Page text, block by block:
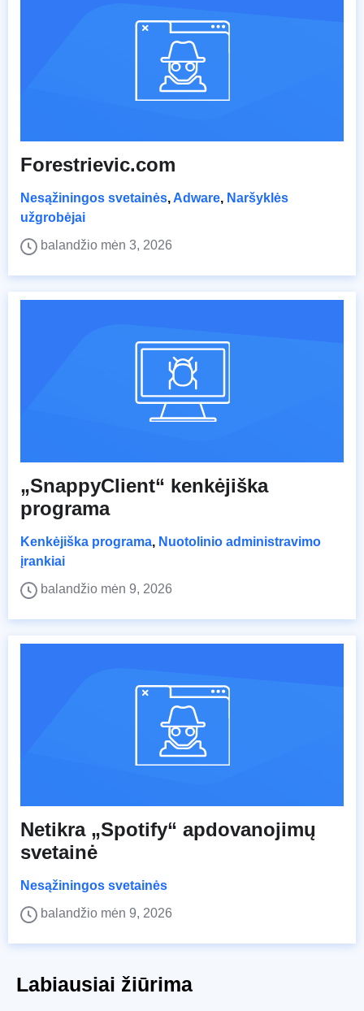
Forestrievic.com
Nesąžiningos svetainės, Adware, Naršyklės
užgrobėjai
balandžio mėn 3, 2026
„SnappyClient“ kenkėjiška
programa
Kenkėjiška programa, Nuotolinio administravimo
įrankiai
balandžio mėn 9, 2026
Netikra „Spotify“ apdovanojimų
svetainė
Nesąžiningos svetainės
balandžio mėn 9, 2026
Labiausiai žiūrima